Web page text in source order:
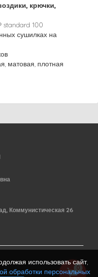
крючки,
standard 100
сушилках на
матовая, плотная
Коммунистическая 26
0
использовать сайт,
обработки персональных